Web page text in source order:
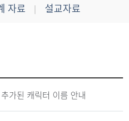
자료 | 설교자료
가된 캐릭터 이름 안내